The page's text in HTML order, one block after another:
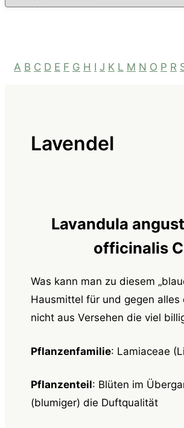
A B C D E F G H I J K L M N O P R
Lavendel
Lavandula
officinalis
Was kann man zu diesem
Hausmittel für und gegen
nicht aus Versehen die viel
Pflanzenfamilie: Lamiaceae
Pflanzenteil: Blüten im
(blumiger) die Duftqualität